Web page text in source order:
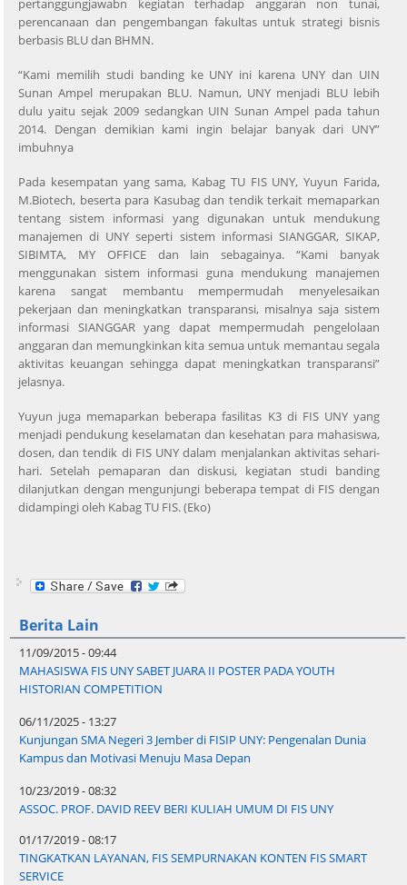
pertanggungjawabn kegiatan terhadap anggaran non tunai,
perencanaan dan pengembangan fakultas untuk strategi bisnis
berbasis BLU dan BHMN.
“Kami memilih studi banding ke UNY ini karena UNY dan UIN
Sunan Ampel merupakan BLU. Namun, UNY menjadi BLU lebih
dulu yaitu sejak 2009 sedangkan UIN Sunan Ampel pada tahun
2014. Dengan demikian kami ingin belajar banyak dari UNY”
imbuhnya
Pada kesempatan yang sama, Kabag TU FIS UNY, Yuyun Farida,
M.Biotech, beserta para Kasubag dan tendik terkait memaparkan
tentang sistem informasi yang digunakan untuk mendukung
manajemen di UNY seperti sistem informasi SIANGGAR, SIKAP,
SIBIMTA, MY OFFICE dan lain sebagainya. “Kami banyak
menggunakan sistem informasi guna mendukung manajemen
karena sangat membantu mempermudah menyelesaikan
pekerjaan dan meningkatkan transparansi, misalnya saja sistem
informasi SIANGGAR yang dapat mempermudah pengelolaan
anggaran dan memungkinkan kita semua untuk memantau segala
aktivitas keuangan sehingga dapat meningkatkan transparansi”
jelasnya.
Yuyun juga memaparkan beberapa fasilitas K3 di FIS UNY yang
menjadi pendukung keselamatan dan kesehatan para mahasiswa,
dosen, dan tendik di FIS UNY dalam menjalankan aktivitas sehari-
hari. Setelah pemaparan dan diskusi, kegiatan studi banding
dilanjutkan dengan mengunjungi beberapa tempat di FIS dengan
didampingi oleh Kabag TU FIS. (Eko)
Berita Lain
11/09/2015 - 09:44
MAHASISWA FIS UNY SABET JUARA II POSTER PADA YOUTH
HISTORIAN COMPETITION
06/11/2025 - 13:27
Kunjungan SMA Negeri 3 Jember di FISIP UNY: Pengenalan Dunia
Kampus dan Motivasi Menuju Masa Depan
10/23/2019 - 08:32
ASSOC. PROF. DAVID REEV BERI KULIAH UMUM DI FIS UNY
01/17/2019 - 08:17
TINGKATKAN LAYANAN, FIS SEMPURNAKAN KONTEN FIS SMART
SERVICE